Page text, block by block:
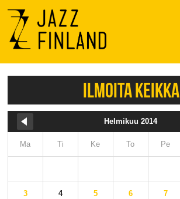
Menu
ILMOITA KEIKKA
Helmikuu 2014
Ma Ti Ke To Pe
3 4 5 6 7